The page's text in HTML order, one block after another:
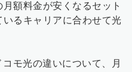
額料金が安くなるセット
るキャリアに合わせて光
モ光の違いについて、月